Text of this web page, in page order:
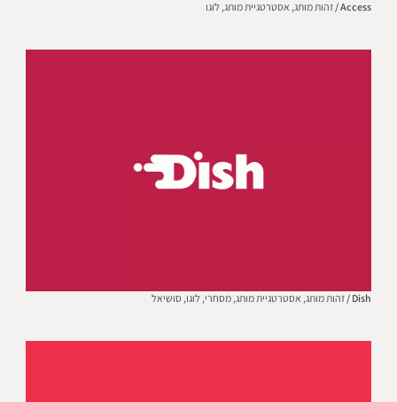
Access / זהות מותג, אסטרטגיית מותג, לוגו
Dish / זהות מותג, אסטרטגיית מותג, מסחרי, לוגו, סושיאל